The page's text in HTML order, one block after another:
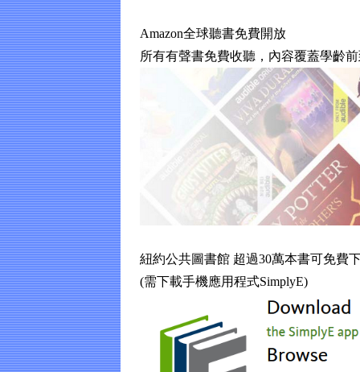
Amazon全球聽書免費開放
所有有聲書免費收聽，內容覆蓋學齡
紐約公共圖書館 超過30萬本書可免費
(需下載手機應用程式SimplyE)